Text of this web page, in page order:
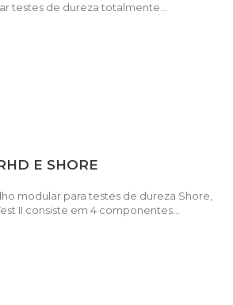
testes de dureza totalmente...
E SHORE
modular para testes de dureza Shore,
II consiste em 4 componentes...